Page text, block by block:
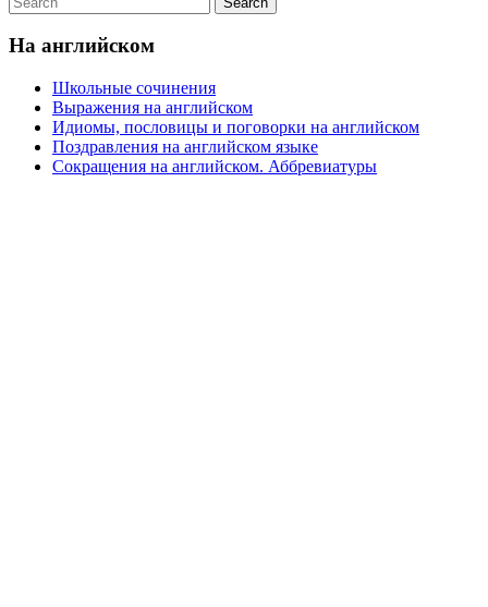
На английском
Школьные сочинения
Выражения на английском
Идиомы, пословицы и поговорки на английском
Поздравления на английском языке
Сокращения на английском. Аббревиатуры